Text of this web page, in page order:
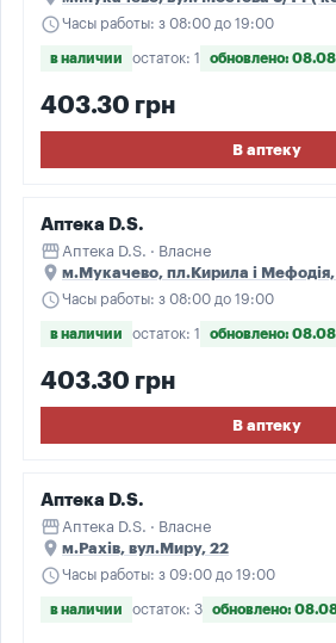
scheduleЧасы работы: з 08:00 до 19:00
в наличии остаток: 1 обновлено:
403.30 грн
В аптеку
Аптека D.S.
storefront Аптека D.S. · Власне
place м.Мукачево, пл.Кирила і
scheduleЧасы работы: з 08:00 до 19:00
в наличии остаток: 1 обновлено:
403.30 грн
В аптеку
Аптека D.S.
storefront Аптека D.S. · Власне
place м.Рахів, вул.Миру, 22
scheduleЧасы работы: з 09:00 до 19:00
в наличии остаток: 3 обновлено: